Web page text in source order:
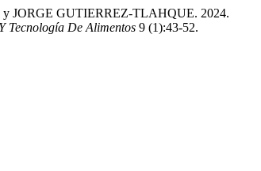
JORGE GUTIERREZ-TLAHQUE. 2024.
Tecnología De Alimentos 9 (1):43-52.